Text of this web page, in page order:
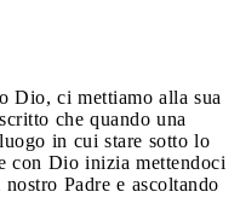
Dio, ci mettiamo alla sua
che quando una
in cui stare sotto lo
con Dio inizia mettendoci
Padre e ascoltando